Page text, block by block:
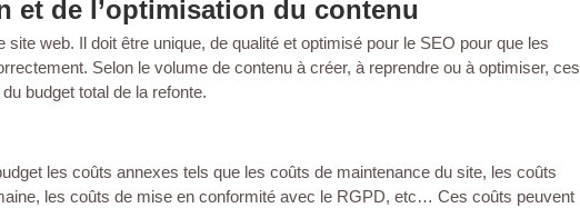
et de l’optimisation du contenu
web. Il doit être unique, de qualité et optimisé pour le SEO pour que les
Selon le volume de contenu à créer, à reprendre ou à optimiser, ces
budget total de la refonte.
les coûts annexes tels que les coûts de maintenance du site, les coûts
les coûts de mise en conformité avec le RGPD, etc… Ces coûts peuvent